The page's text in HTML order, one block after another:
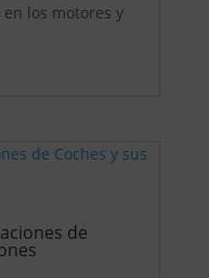
los motores y
de